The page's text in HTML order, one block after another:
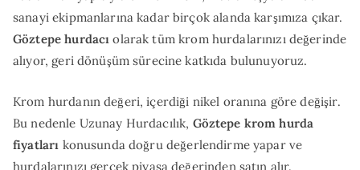
sanayi ekipmanlarına kadar birçok alanda karşımıza çıkar.
Göztepe hurdacı olarak tüm krom hurdalarınızı değerinde
alıyor, geri dönüşüm sürecine katkıda bulunuyoruz.
Krom hurdanın değeri, içerdiği nikel oranına göre değişir.
Bu nedenle Uzunay Hurdacılık, Göztepe krom hurda
fiyatları konusunda doğru değerlendirme yapar ve
hurdalarınızı gerçek piyasa değerinden satın alır.